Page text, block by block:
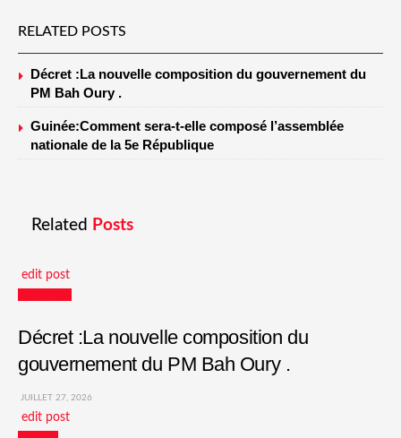
RELATED POSTS
Décret :La nouvelle composition du gouvernement du
PM Bah Oury .
Guinée:Comment sera-t-elle composé l’assemblée
nationale de la 5e République
Related Posts
edit post
Décret :La nouvelle composition du
gouvernement du PM Bah Oury .
JUILLET 27, 2026
edit post